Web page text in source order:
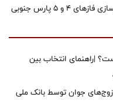
و ۵ پارس جنوبی
|راهنمای انتخاب بین
به زوج‌های جوان توسط بانک ملی